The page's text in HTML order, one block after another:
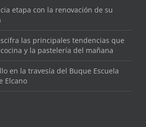
etapa con la renovación de su
las principales tendencias que
y la pastelería del mañana
en la travesía del Buque Escuela
Elcano